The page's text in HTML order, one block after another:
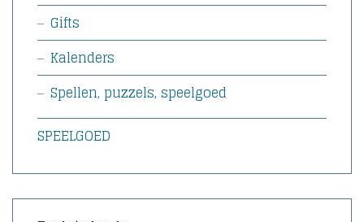
Gifts
Kalenders
Spellen, puzzels, speelgoed
SPEELGOED